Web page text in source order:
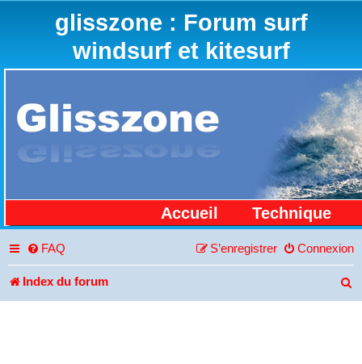
glisszone : Forum surf
windsurf et kitesurf
Accueil Technique
FAQ Connexion
S’enregistrer
Index du forum